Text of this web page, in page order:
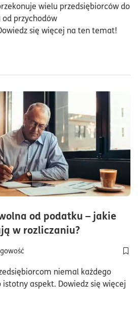
wielu przedsiębiorców do
od przychodów
się więcej na ten temat!
od podatku – jakie
w rozliczaniu?czas
niemal każdego
aspekt. Dowiedz się więcej
z tagiem:#podatki